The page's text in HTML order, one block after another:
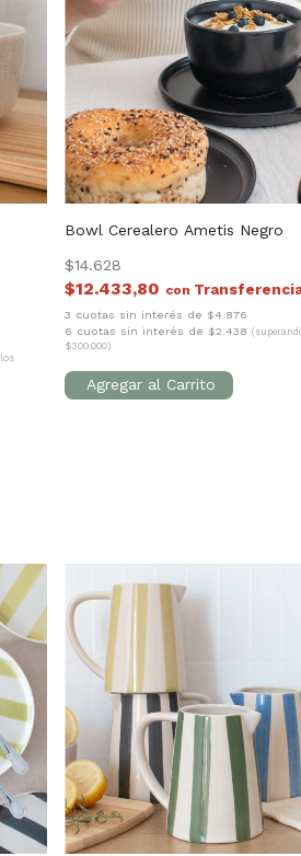
Bowl Cerealero Ametis Negro
$14.628
$12.433,80 con
3 cuotas sin interés de $4.876
6 cuotas sin interés de $2.438
$300.000)